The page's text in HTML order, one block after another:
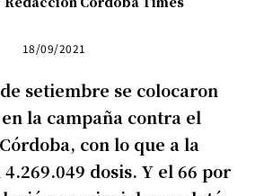
18/09/2021
setiembre se colocaron
la campaña contra el
con lo que a la
dosis. Y el 66 por